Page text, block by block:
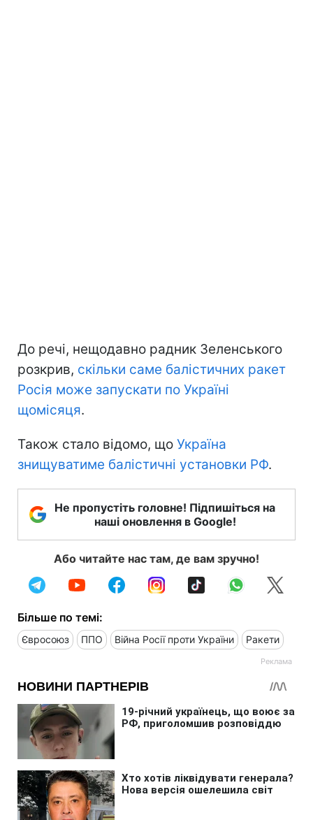
До речі, нещодавно радник Зеленського
розкрив, скільки саме балістичних ракет
Росія може запускати по Україні
щомісяця.
Також стало відомо, що Україна
знищуватиме балістичні установки РФ.
Не пропустіть головне! Підпишіться на
наші оновлення в Google!
Або читайте нас там, де вам зручно!
Більше по темі:
Євросоюз ППО Війна Росії проти України Ракети